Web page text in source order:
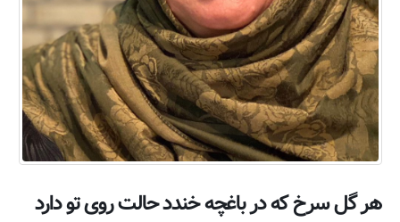
هر گل سرخ که در باغچه خندد حالت روی تو دارد